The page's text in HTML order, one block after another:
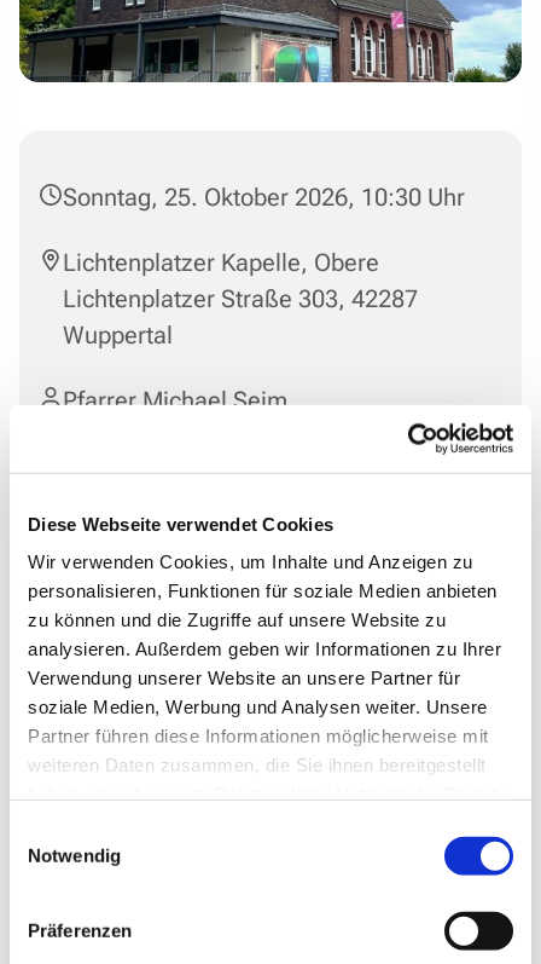
Diese Webseite verwendet Cookies
Wir verwenden Cookies, um Inhalte und Anzeigen zu
personalisieren, Funktionen für soziale Medien anbieten
zu können und die Zugriffe auf unsere Website zu
analysieren. Außerdem geben wir Informationen zu Ihrer
Verwendung unserer Website an unsere Partner für
soziale Medien, Werbung und Analysen weiter. Unsere
Partner führen diese Informationen möglicherweise mit
weiteren Daten zusammen, die Sie ihnen bereitgestellt
Notwendig
Präferenzen
Sonntag, 25. Oktober 2026, 10:30 Uhr
Lichtenplatzer Kapelle, Obere
Lichtenplatzer Straße 303, 42287
Wuppertal
Pfarrer Michael Seim